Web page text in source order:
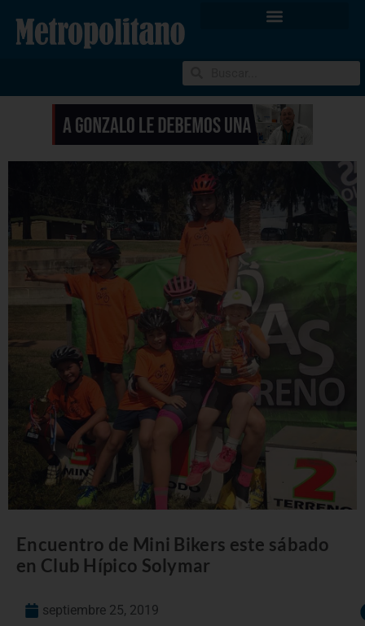
Encuentro de Mini Bikers este sábado
en Club Hípico Solymar
septiembre 25, 2019